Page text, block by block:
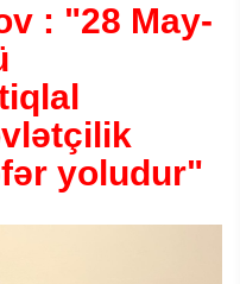
: "28 May-
yoludur"